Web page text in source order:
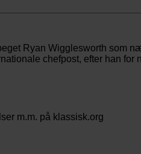
Ryan Wigglesworth som
chefpost, efter han
m.m. på klassisk.org